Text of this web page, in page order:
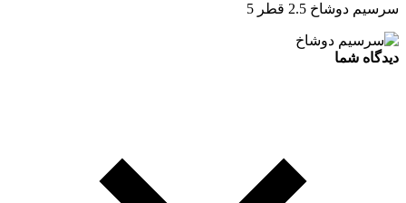
سرسیم دوشاخ 2.5 قطر 5
دیدگاه شما